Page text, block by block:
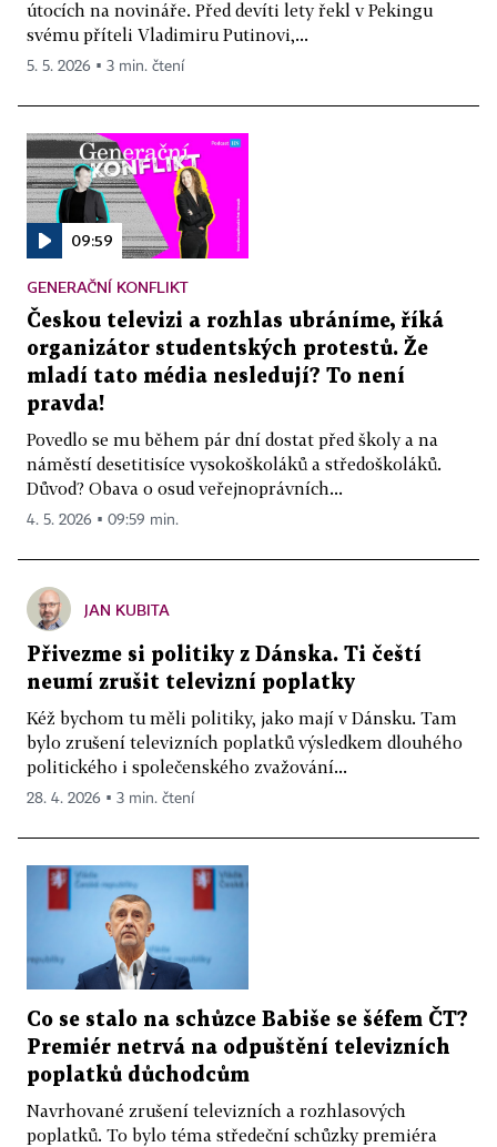
útocích na novináře. Před devíti lety řekl v Pekingu
svému příteli Vladimiru Putinovi,...
5. 5. 2026 ▪ 3 min. čtení
09:59
GENERAČNÍ KONFLIKT
Českou televizi a rozhlas ubráníme, říká
organizátor studentských protestů. Že
mladí tato média nesledují? To není
pravda!
Povedlo se mu během pár dní dostat před školy a na
náměstí desetitisíce vysokoškoláků a středoškoláků.
Důvod? Obava o osud veřejnoprávních...
4. 5. 2026 ▪ 09:59 min.
JAN KUBITA
Přivezme si politiky z Dánska. Ti čeští
neumí zrušit televizní poplatky
Kéž bychom tu měli politiky, jako mají v Dánsku. Tam
bylo zrušení televizních poplatků výsledkem dlouhého
politického i společenského zvažování...
28. 4. 2026 ▪ 3 min. čtení
Co se stalo na schůzce Babiše se šéfem ČT?
Premiér netrvá na odpuštění televizních
poplatků důchodcům
Navrhované zrušení televizních a rozhlasových
poplatků. To bylo téma středeční schůzky premiéra